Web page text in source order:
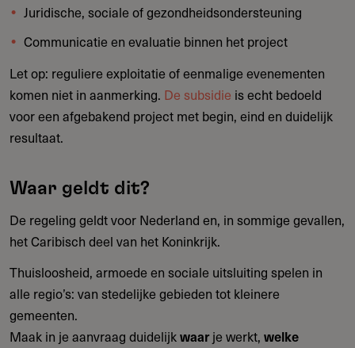
Juridische, sociale of gezondheidsondersteuning
Communicatie en evaluatie binnen het project
Let op: reguliere exploitatie of eenmalige evenementen
komen niet in aanmerking. De subsidie is echt bedoeld
voor een afgebakend project met begin, eind en duidelijk
resultaat.
Waar geldt dit?
De regeling geldt voor Nederland en, in sommige gevallen,
het Caribisch deel van het Koninkrijk.
Thuisloosheid, armoede en sociale uitsluiting spelen in
alle regio’s: van stedelijke gebieden tot kleinere
gemeenten.
Maak in je aanvraag duidelijkwaarje werkt, welke